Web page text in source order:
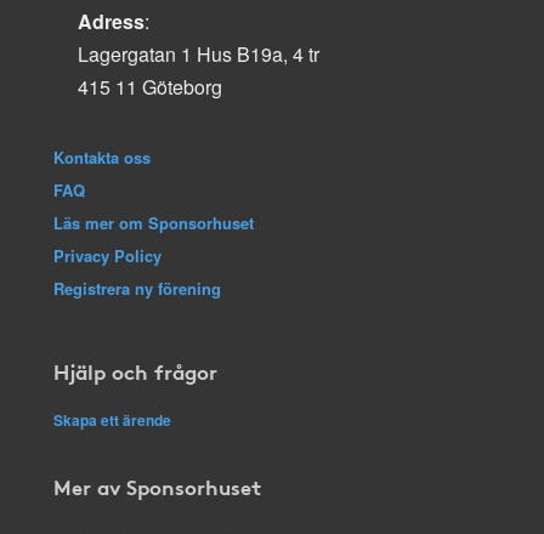
Adress:
Lagergatan 1 Hus B19a, 4 tr
415 11 Göteborg
Kontakta oss
FAQ
Läs mer om Sponsorhuset
Privacy Policy
Registrera ny förening
Hjälp och frågor
Skapa ett ärende
Mer av Sponsorhuset